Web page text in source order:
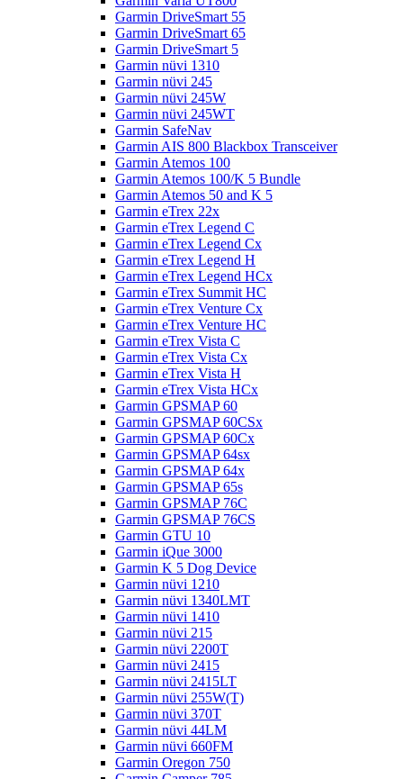
Garmin DriveSmart 55
Garmin DriveSmart 65
Garmin DriveSmart 5
Garmin nüvi 1310
Garmin nüvi 245
Garmin nüvi 245W
Garmin nüvi 245WT
Garmin SafeNav
Garmin AIS 800 Blackbox Transceiver
Garmin Atemos 100
Garmin Atemos 100/K 5 Bundle
Garmin Atemos 50 and K 5
Garmin eTrex 22x
Garmin eTrex Legend C
Garmin eTrex Legend Cx
Garmin eTrex Legend H
Garmin eTrex Legend HCx
Garmin eTrex Summit HC
Garmin eTrex Venture Cx
Garmin eTrex Venture HC
Garmin eTrex Vista C
Garmin eTrex Vista Cx
Garmin eTrex Vista H
Garmin eTrex Vista HCx
Garmin GPSMAP 60
Garmin GPSMAP 60CSx
Garmin GPSMAP 60Cx
Garmin GPSMAP 64sx
Garmin GPSMAP 64x
Garmin GPSMAP 65s
Garmin GPSMAP 76C
Garmin GPSMAP 76CS
Garmin GTU 10
Garmin iQue 3000
Garmin K 5 Dog Device
Garmin nüvi 1210
Garmin nüvi 1340LMT
Garmin nüvi 1410
Garmin nüvi 215
Garmin nüvi 2200T
Garmin nüvi 2415
Garmin nüvi 2415LT
Garmin nüvi 255W(T)
Garmin nüvi 370T
Garmin nüvi 44LM
Garmin nüvi 660FM
Garmin Oregon 750